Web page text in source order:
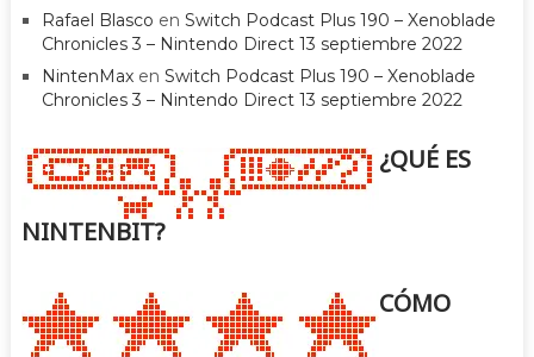
Rafael Blasco en Switch Podcast Plus 190 – Xenoblade
Chronicles 3 – Nintendo Direct 13 septiembre 2022
NintenMaxen Switch Podcast Plus 190 – Xenoblade
Chronicles 3 – Nintendo Direct 13 septiembre 2022
¿QUÉ ES
NINTENBIT?
CÓMO